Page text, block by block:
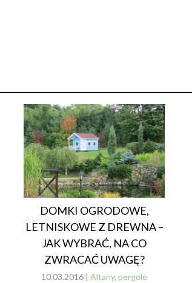
DOMKI OGRODOWE,
LETNISKOWE Z DREWNA –
JAK WYBRAĆ, NA CO
ZWRACAĆ UWAGĘ?
10.03.2016 | Altany, pergole